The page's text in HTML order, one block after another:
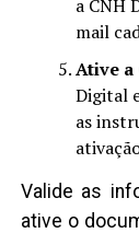
a CNH
mail
Ative
Digital
as
Valide as
ative o